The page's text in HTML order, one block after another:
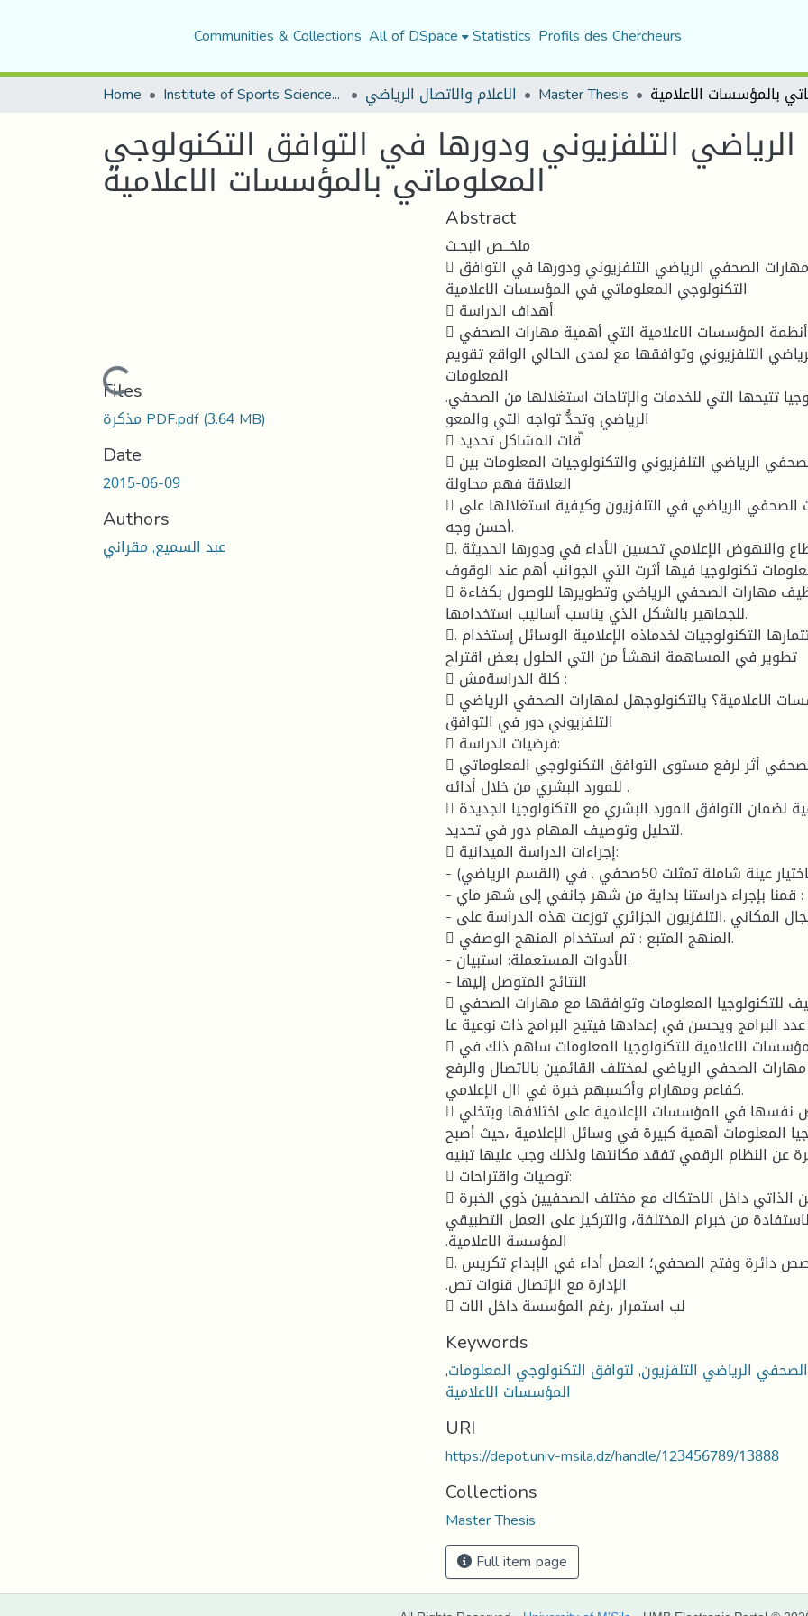
Communities & Collections All of DSpace Statistics Profils des Chercheurs
Home Institute of Sports Sciences and Techniques الاعلام والاتصال الرياضي Master Thesis
التلفزيوني ودورها في التوافق التكنولوجي
المعلوماتي بالمؤسسات الاعلامية
Loading...
Files
مذكرة PDF.pdf(3.64 MB)
Date
2015-06-09
Authors
عبد السميع, مقراني
Abstract
ملخــص البحـث
 عنوان الدراسة : مهارات الصحفي الرياضي التلفزيوني ودورها في التوافق
التكنولوجي المعلوماتي في المؤسسات الاعلامية
 أهداف الدراسة:
 تكنولوجيا جلبتها أنظمة المؤسسات الاعلامية التي أهمية مهارات الصحفي
التلفزيوني وتوافقها مع لمدى الحالي الواقع تقويم
المعلومات
.المعلومات التكنولوجيا تتيحها التي للخدمات والإتاحات استغلالها من الصحفي
الرياضي وتحدُّ تواجه التي والمعو
 قات المشاكل تحديد ّ
 الجديدة. مهارات الصحفي الرياضي التلفزيوني والتكنولوجيات المعلومات بين
العلاقة فهم محاولة
 معرفة أهمية مهارات الصحفي الرياضي في التلفزيون وكيفية استغلالها على
أحسن وجه.
. الإعلام بقطاع والنهوض الإعلامي تحسين الأداء في ودورها الحديثة
تكنولوجيا فيها أثرت التي الجوانب أهم عند الوقوف
 توضيح كيفية توظيف مهارات الصحفي الرياضي وتطويرها للوصول بكفاءة
للجماهير بالشكل الذي يناسب أساليب استخدامها.
. الوجه على وإستثمارها التكنولوجيات لخدماذه الإعلامية الوسائل إستخدام
تطوير في المساهمة انهشأ من التي الحلول بعض اقتراح
 كلة الدراسةمش :
 المعلوماتي بالمؤسسات الاعلامية؟ يالتكنولوجهل لمهارات الصحفي الرياضي
التلفزيوني دور في التوافق
 فرضيات الدراسة:
 للإثراء الوظيفي للصحفي أثر لرفع مستوى التوافق التكنولوجي المعلوماتي
للمورد البشري من خلال أدائه .
 الإحتياجات الحقيقية لضمان التوافق المورد البشري مع التكنولوجيا الجديدة
.لتحليل وتوصيف المهام دور في تحديد
 إجراءات الدراسة الميدانية:
- العينـة : قمنا باختيار عينة شاملة تمثلت 50صحفي . في (القسم الرياضي)
- المجال الزمني : قمنا بإجراء دراستنا بداية من شهر جانفي إلى شهر ماي
- المجال المكاني .التلفزيون الجزائري توزعت هذه الدراسة على :
 المنهج المتبع : تم استخدام المنهج الوصفي.
- الأدوات المستعملة: استبيان.
- النتائج المتوصل إليها
 لية وجيدة.التوظيف للتكنولوجيا المعلومات وتوافقها مع مهارات الصحفي
البرامج ويحسن في إعدادها فيتيح البرامج ذات نوعية عا
 من كلما استعملت المؤسسات الاعلامية للتكنولوجيا المعلومات ساهم ذلك في
الصحفي الرياضي لمختلف القائمين بالاتصال والرفع
كفاءم ومهارام وأكسبهم خبرة في اال الإعلامي.
 ضرورة حتمية تفرض نفسها في المؤسسات الإعلامية على اختلافها وبتخلي
المعلومات أهمية كبيرة في وسائل الإعلامية ،حيث أصبح
عن النظام الرقمي تفقد مكانتها ولذلك وجب عليها تبنيه.
 توصيات واقتراحات:
 المستمر، والتكوين الذاتي داخل الاحتكاك مع مختلف الصحفيين ذوي الخبرة
من خبرام المختلفة، والتركيز على العمل التطبيقي
.المؤسسة الاعلامية
. الصحفي التخصص دائرة وفتح الصحفي؛ العمل أداء في الإبداع تكريس
.الإدارة مع الإتصال قنوات تص
 لب استمرار ،رغم المؤسسة داخل الات
Keywords
الصحفي الرياضي التلفزيون,لتوافق التكنولوجي المعلومات,
المؤسسات الاعلامية
URI
https://depot.univ-msila.dz/handle/123456789/13888
Collections
Master Thesis
Full item page